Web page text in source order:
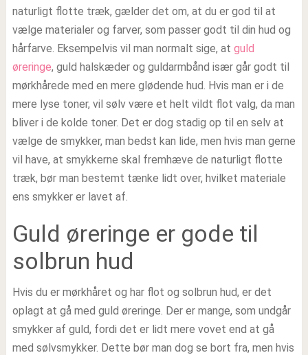
naturligt flotte træk, gælder det om, at du er god til at
vælge materialer og farver, som passer godt til din hud og
hårfarve. Eksempelvis vil man normalt sige, at guld
øreringe, guld halskæder og guldarmbånd især går godt til
mørkhårede med en mere glødende hud. Hvis man er i de
mere lyse toner, vil sølv være et helt vildt flot valg, da man
bliver i de kolde toner. Det er dog stadig op til en selv at
vælge de smykker, man bedst kan lide, men hvis man gerne
vil have, at smykkerne skal fremhæve de naturligt flotte
træk, bør man bestemt tænke lidt over, hvilket materiale
ens smykker er lavet af.
Guld øreringe er gode til
solbrun hud
Hvis du er mørkhåret og har flot og solbrun hud, er det
oplagt at gå med guld øreringe. Der er mange, som undgår
smykker af guld, fordi det er lidt mere vovet end at gå
med sølvsmykker. Dette bør man dog se bort fra, men hvis